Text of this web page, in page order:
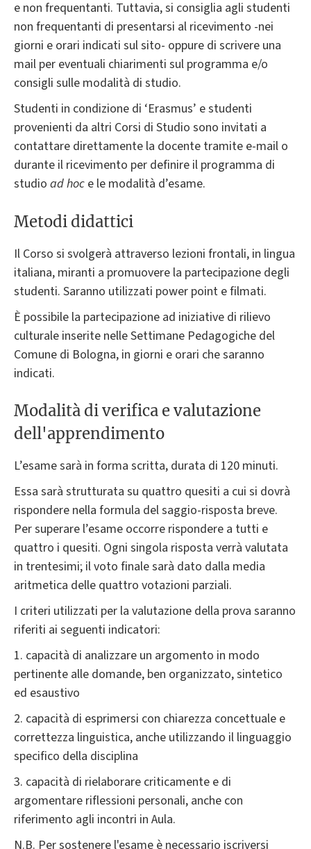
e non frequentanti. Tuttavia, si consiglia agli studenti
non frequentanti di presentarsi al ricevimento -nei
giorni e orari indicati sul sito- oppure di scrivere una
mail per eventuali chiarimenti sul programma e/o
consigli sulle modalità di studio.
Studenti in condizione di ‘Erasmus’ e studenti
provenienti da altri Corsi di Studio sono invitati a
contattare direttamente la docente tramite e-mail o
durante il ricevimento per definire il programma di
studio ad hoc e le modalità d’esame.
Metodi didattici
Il Corso si svolgerà attraverso lezioni frontali, in lingua
italiana, miranti a promuovere la partecipazione degli
studenti. Saranno utilizzati power point e filmati.
È possibile la partecipazione ad iniziative di rilievo
culturale inserite nelle Settimane Pedagogiche del
Comune di Bologna, in giorni e orari che saranno
indicati.
Modalità di verifica e valutazione
dell'apprendimento
L’esame sarà in forma scritta, durata di 120 minuti.
Essa sarà strutturata su quattro quesiti a cui si dovrà
rispondere nella formula del saggio-risposta breve.
Per superare l’esame occorre rispondere a tutti e
quattro i quesiti. Ogni singola risposta verrà valutata
in trentesimi; il voto finale sarà dato dalla media
aritmetica delle quattro votazioni parziali.
I criteri utilizzati per la valutazione della prova saranno
riferiti ai seguenti indicatori:
1. capacità di analizzare un argomento in modo
pertinente alle domande, ben organizzato, sintetico
ed esaustivo
2. capacità di esprimersi con chiarezza concettuale e
correttezza linguistica, anche utilizzando il linguaggio
specifico della disciplina
3. capacità di rielaborare criticamente e di
argomentare riflessioni personali, anche con
riferimento agli incontri in Aula.
N.B. Per sostenere l'esame è necessario iscriversi